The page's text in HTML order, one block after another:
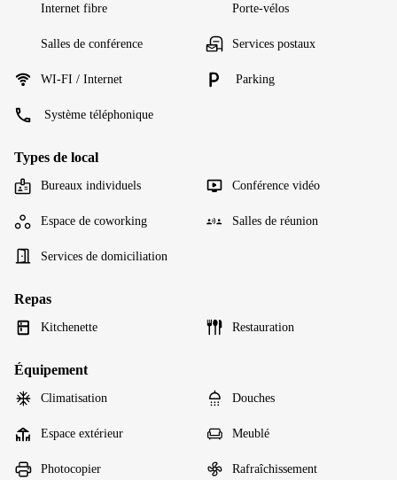
Internet fibre Porte-vélos
Salles de conférence Services postaux
WI-FI / Internet Parking
Système téléphonique
Types de local
Bureaux individuels Conférence vidéo
Espace de coworking Salles de réunion
Services de domiciliation
Repas
Kitchenette Restauration
Équipement
Climatisation Douches
Espace extérieur Meublé
Photocopier Rafraîchissement